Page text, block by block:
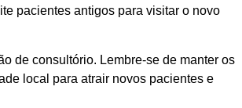
pacientes antigos para visitar o novo
de consultório. Lembre-se de manter os
local para atrair novos pacientes e